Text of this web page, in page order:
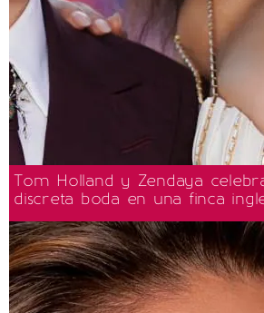
Tom Holland y Zendaya
discreta boda en una finca